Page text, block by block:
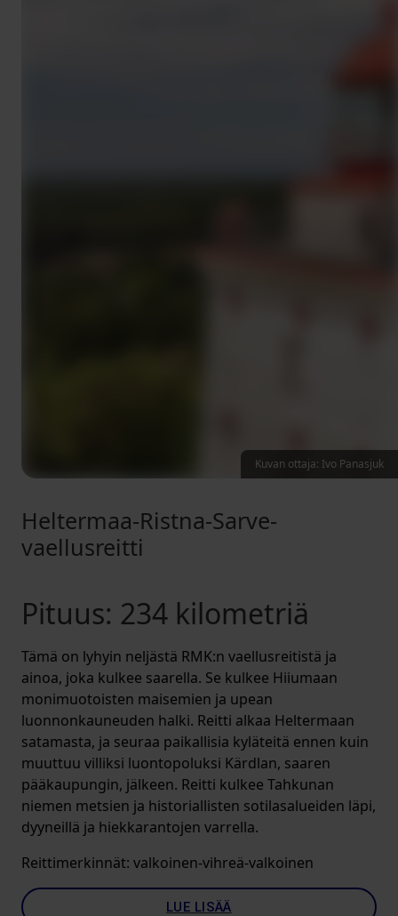
Heltermaa-Ristna-Sarve-
vaellusreitti
Pituus: 234 kilometriä
Tämä on lyhyin neljästä RMK:n vaellusreitistä ja
ainoa, joka kulkee saarella. Se kulkee Hiiumaan
monimuotoisten maisemien ja upean
luonnonkauneuden halki. Reitti alkaa Heltermaan
satamasta, ja seuraa paikallisia kyläteitä ennen kuin
muuttuu villiksi luontopoluksi Kärdlan, saaren
pääkaupungin, jälkeen. Reitti kulkee Tahkunan
niemen metsien ja historiallisten sotilasalueiden läpi,
dyyneillä ja hiekkarantojen varrella.
Reittimerkinnät: valkoinen-vihreä-valkoinen
LUE LISÄÄ
Kuvan ottaja: Ivo Panasjuk